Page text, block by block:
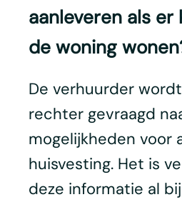
aanleveren als er
de woning
De verhuurder
rechter gevraagd
mogelijkheden voor
huisvesting. Het is
deze informatie al